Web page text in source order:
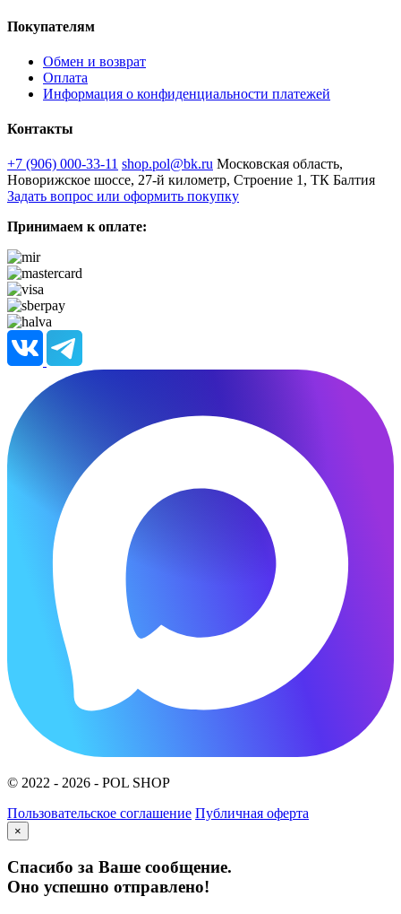
Покупателям
Обмен и возврат
Оплата
Информация о конфиденциальности платежей
Контакты
+7 (906) 000-33-11 shop.pol@bk.ru Московская область,
Новорижское шоссе, 27-й километр, Строение 1, ТК Балтия
Задать вопрос или оформить покупку
Принимаем к оплате:
© 2022 - 2026 - POL SHOP
Пользовательское соглашение Публичная оферта
×
Спасибо за Ваше сообщение.
Оно успешно отправлено!